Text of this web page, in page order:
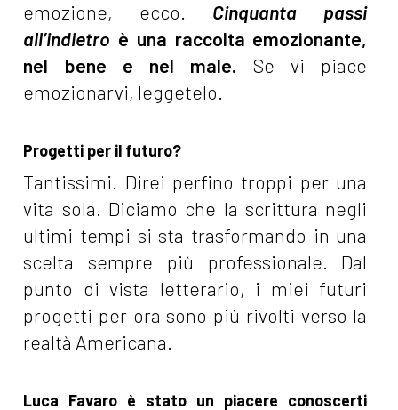
emozione, ecco. Cinquanta passi
all’indietro è una raccolta emozionante,
nel bene e nel male. Se vi piace
emozionarvi, leggetelo.
Progetti per il futuro?
Tantissimi. Direi perfino troppi per una
vita sola. Diciamo che la scrittura negli
ultimi tempi si sta trasformando in una
scelta sempre più professionale. Dal
punto di vista letterario, i miei futuri
progetti per ora sono più rivolti verso la
realtà Americana.
Luca Favaro è stato un piacere conoscerti